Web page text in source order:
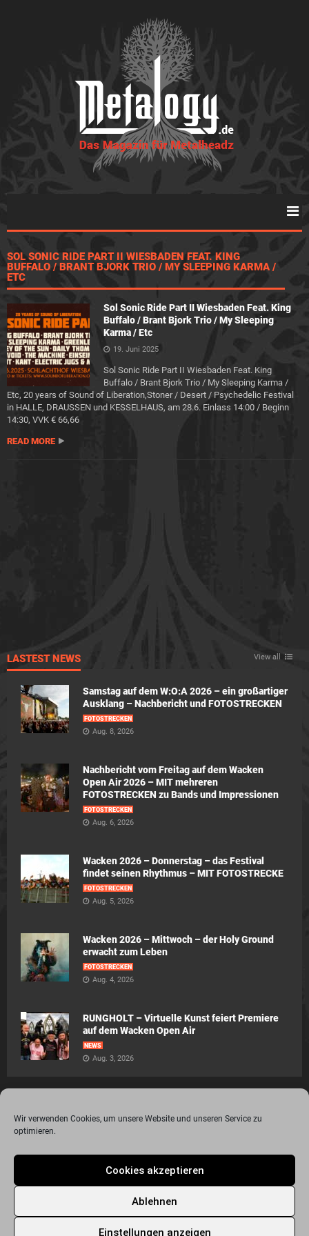
Wir verwenden Cookies, um unsere Website und unseren Service zu
optimieren.
Cookies akzeptieren
Ablehnen
Einstellungen anzeigen
SOL SONIC RIDE PART II WIESBADEN FEAT. KING
BUFFALO / BRANT BJORK TRIO / MY SLEEPING KARMA /
ETC
Sol Sonic Ride Part II Wiesbaden Feat. King
Buffalo / Brant Bjork Trio / My Sleeping
Karma / Etc
19. Juni 2025
Sol Sonic Ride Part II Wiesbaden Feat. King
Buffalo / Brant Bjork Trio / My Sleeping Karma /
Etc, 20 years of Sound of Liberation,Stoner / Desert / Psychedelic Festival
in HALLE, DRAUSSEN und KESSELHAUS, am 28.6. Einlass 14:00 / Beginn
14:30, VVK € 66,66
READ MORE
LASTEST NEWS View all
Samstag auf dem W:O:A 2026 – ein großartiger
Ausklang – Nachbericht und FOTOSTRECKEN
FOTOSTRECKEN
Aug. 8, 2026
Nachbericht vom Freitag auf dem Wacken
Open Air 2026 – MIT mehreren
FOTOSTRECKEN zu Bands und Impressionen
FOTOSTRECKEN
Aug. 6, 2026
Wacken 2026 – Donnerstag – das Festival
findet seinen Rhythmus – MIT FOTOSTRECKE
FOTOSTRECKEN
Aug. 5, 2026
Wacken 2026 – Mittwoch – der Holy Ground
erwacht zum Leben
FOTOSTRECKEN
Aug. 4, 2026
RUNGHOLT – Virtuelle Kunst feiert Premiere
auf dem Wacken Open Air
NEWS
Aug. 3, 2026
Unterstützung von the surface new media gmbh
Über Metalogy.de – das Magazin für Metalheadz + REVIEWREGELN
Newsletter Anmeldung
Events Freunde
Bandseiten
Metalogy.de – Das etwas andere Metal Magazin